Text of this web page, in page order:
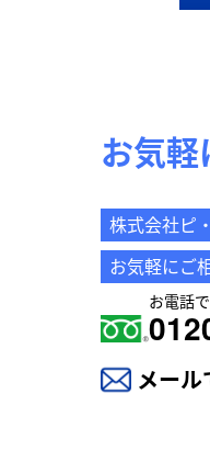
お気軽
株式会社ピ
お気軽にご
お電話
メー